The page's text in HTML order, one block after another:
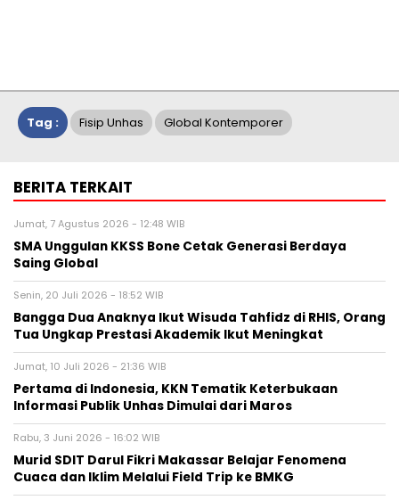
Tag : Fisip Unhas Global Kontemporer
BERITA TERKAIT
Jumat, 7 Agustus 2026 - 12:48 WIB
SMA Unggulan KKSS Bone Cetak Generasi Berdaya
Saing Global
Senin, 20 Juli 2026 - 18:52 WIB
Bangga Dua Anaknya Ikut Wisuda Tahfidz di RHIS, Orang
Tua Ungkap Prestasi Akademik Ikut Meningkat
Jumat, 10 Juli 2026 - 21:36 WIB
Pertama di Indonesia, KKN Tematik Keterbukaan
Informasi Publik Unhas Dimulai dari Maros
Rabu, 3 Juni 2026 - 16:02 WIB
Murid SDIT Darul Fikri Makassar Belajar Fenomena
Cuaca dan Iklim Melalui Field Trip ke BMKG